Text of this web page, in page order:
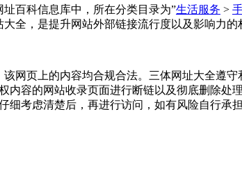
址百科信息库中，所在分类目录为”生活服务 >
全，是提升网站外部链接流行度以及影响力
网页上的内容均合规合法。三体网址大全遵
容的网站收录页面进行断链以及彻底删除
考虑清楚后，再进行访问，如有风险自行承担